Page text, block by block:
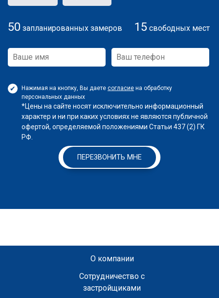
50 запланированных замеров 15 свободных мест
Нажимая на кнопку, Вы даете согласие на обработку
персональных данных
*Цены на сайте носят исключительно информационный
характер и ни при каких условиях не являются публичной
офертой, определяемой положениями Статьи 437 (2) ГК
РФ.
ПЕРЕЗВОНИТЬ МНЕ
О компании
Сотрудничество с
застройщиками